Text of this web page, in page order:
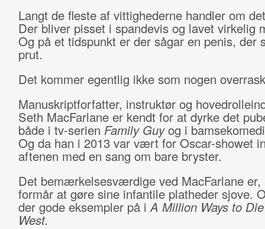
Langt de fleste af vittighederne handler om
Der bliver pisset i spandevis og lavet virkelig
Og på et tidspunkt er der sågar en penis, der
prut.
Det kommer egentlig ikke som nogen
Manuskriptforfatter, instruktør og
Seth MacFarlane er kendt for at dyrke det
både i tv-serien Family Guyog i
Og da han i 2013 var vært for Oscar-showet
aftenen med en sang om bare bryster.
Det bemærkelsesværdige ved MacFarlane er,
formår at gøre sine infantile platheder sjove.
der gode eksempler på iA Million Ways to
West.